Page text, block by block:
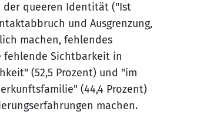
der queeren Identität ("Ist
und Ausgrenzung,
machen, fehlendes
fehlende Sichtbarkeit in
(52,5 Prozent) und "im
(44,4 Prozent)
machen.